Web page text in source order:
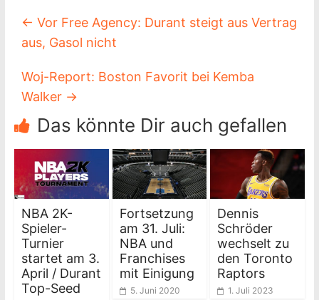
← Vor Free Agency: Durant steigt aus Vertrag
aus, Gasol nicht
Woj-Report: Boston Favorit bei Kemba
Walker →
Das könnte Dir auch gefallen
NBA 2K-
Spieler-
Turnier
startet am 3.
April / Durant
Top-Seed
Fortsetzung
am 31. Juli:
NBA und
Franchises
mit Einigung
5. Juni 2020
Dennis
Schröder
wechselt zu
den Toronto
Raptors
1. Juli 2023